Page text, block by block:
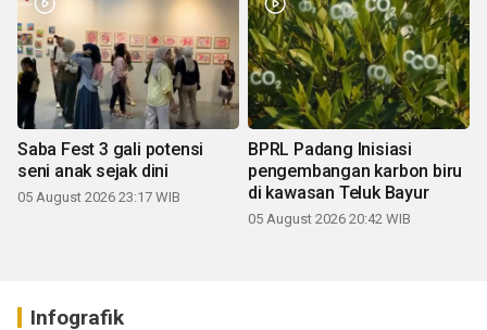
Saba Fest 3 gali potensi
seni anak sejak dini
05 August 2026 23:17 WIB
BPRL Padang Inisiasi
pengembangan karbon biru
di kawasan Teluk Bayur
05 August 2026 20:42 WIB
Infografik